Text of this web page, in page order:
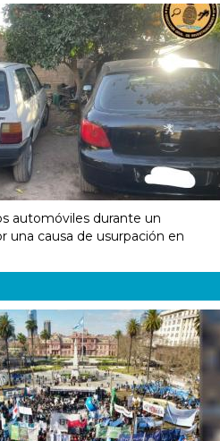
automóviles durante un
una causa de usurpación en